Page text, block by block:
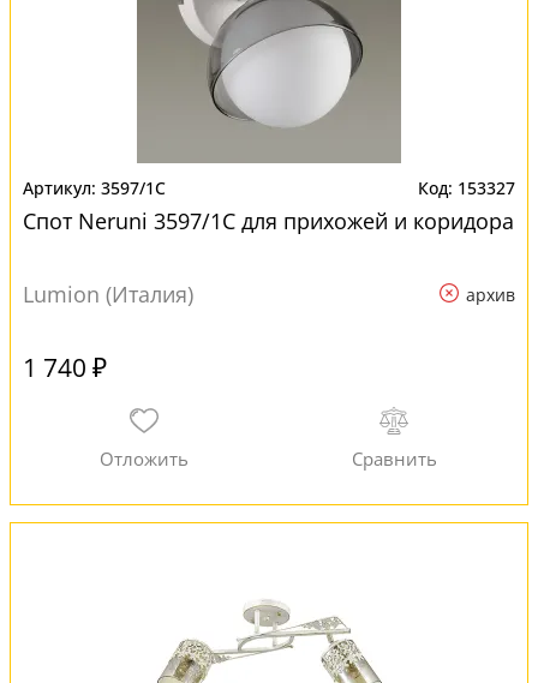
3597/1C 153327
Спот Neruni 3597/1C для прихожей и коридора
Lumion (Италия) архив
1 740 ₽